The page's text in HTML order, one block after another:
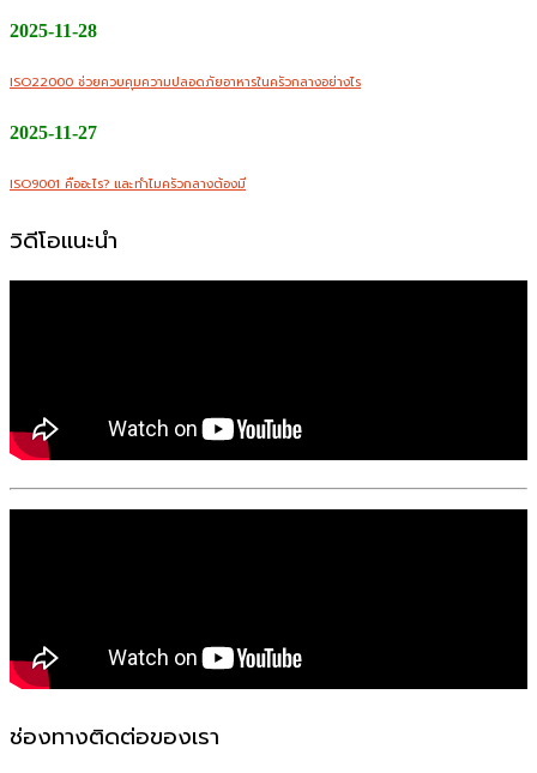
2025-11-28
ISO22000 ช่วยควบคุมความปลอดภัยอาหารในครัวกลางอย่างไร
2025-11-27
ISO9001 คืออะไร? และทำไมครัวกลางต้องมี
วิดีโอแนะนำ
ช่องทางติดต่อของเรา